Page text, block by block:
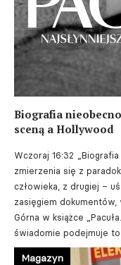
Biografia
sceną a Hollywood
Wczoraj 16:32
zmierzenia się z
człowieka, z drugiej –
zasięgiem
Górna w książce
świadomie podejmuje
Magazyn